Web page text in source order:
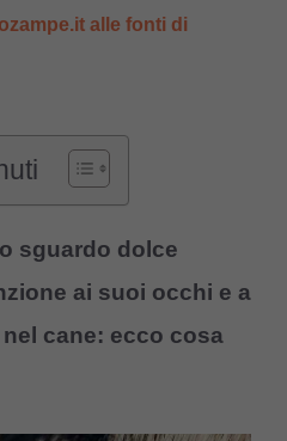
alle fonti di
sguardo dolce
ai suoi occhi e a
cane: ecco cosa